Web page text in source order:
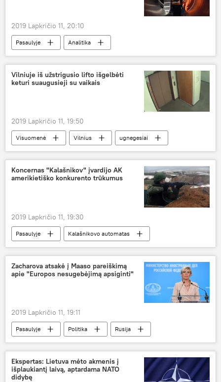
2019 Lapkričio 11, 20:10
Pasaulyje
Analitika
Nord Stream-2 statyba
projektas
JAV
Vilniuje iš užstrigusio lifto išgelbėti
keturi suaugusieji su vaikais
2019 Lapkričio 11, 19:50
Visuomenė Vilnius ugnegesiai
Koncernas "Kalašnikov" įvardijo AK
amerikietiško konkurento trūkumus
2019 Lapkričio 11, 19:30
Pasaulyje
Kalašnikovo automatas
Koncernas "Kalašnikov"
ginklas JAV
Zacharova atsakė į Maaso pareiškimą
apie "Europos nesugebėjimą apsiginti"
2019 Lapkričio 11, 19:11
Pasaulyje Politika
Rusija
Marija Zacharova
Vokietija
JAV
Europa
Ekspertas: Lietuva mėto akmenis į
išplaukiantį laivą, aptardama NATO
didybę